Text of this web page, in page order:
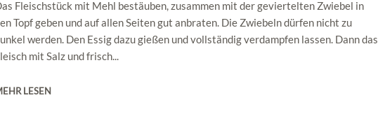
Fleischstück mit Mehl bestäuben, zusammen mit der geviertelten Zwiebel in
Topf geben und auf allen Seiten gut anbraten. Die Zwiebeln dürfen nicht zu
werden. Den Essig dazu gießen und vollständig verdampfen lassen. Dann das
mit Salz und frisch...
LESEN